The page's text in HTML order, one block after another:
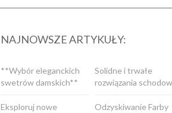
NAJNOWSZE ARTYKUŁY:
Solidne i trwałe
rozwiązania
**Wybór eleganckich
swetrów damskich**
Odzyskiwanie Farby
Eksploruj nowe